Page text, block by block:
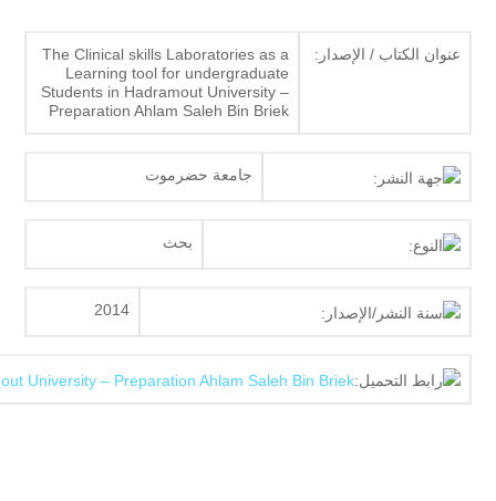
عنوان الكتاب / الإصدار:
The Clinical skills Laboratories as a
Learning tool for undergraduate
Students in Hadramout University –
Preparation Ahlam Saleh Bin Briek
جهة النشر: جامعة حضرموت
النوع: بحث
سنة النشر/الإصدار: 2014
رابط التحميل:University – Preparation Ahlam Saleh Bin Briek